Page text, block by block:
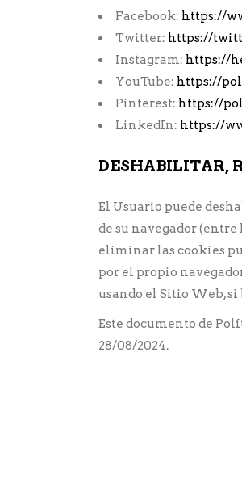
Facebook: https://
Twitter: https://
Instagram: https://
YouTube: https://
Pinterest: https://
LinkedIn: https://
DESHABILITAR,
El Usuario puede
de su navegador
eliminar las cookies
por el propio
usando el Sitio Web,
Este documento de
28/08/2024.